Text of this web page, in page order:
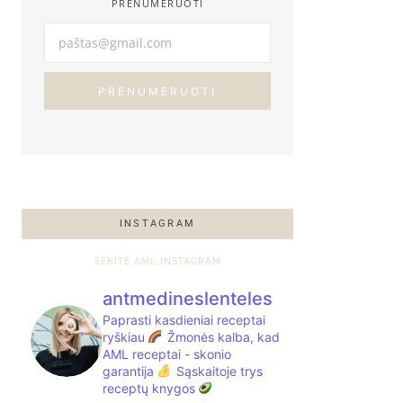
PRENUMERUOTI
PRENUMERUOTI
INSTAGRAM
SEKITE AML INSTAGRAM
antmedineslenteles
Paprasti kasdieniai receptai
ryškiau
Žmonės kalba, kad
AML receptai - skonio
garantija
Sąskaitoje trys
receptų knygos